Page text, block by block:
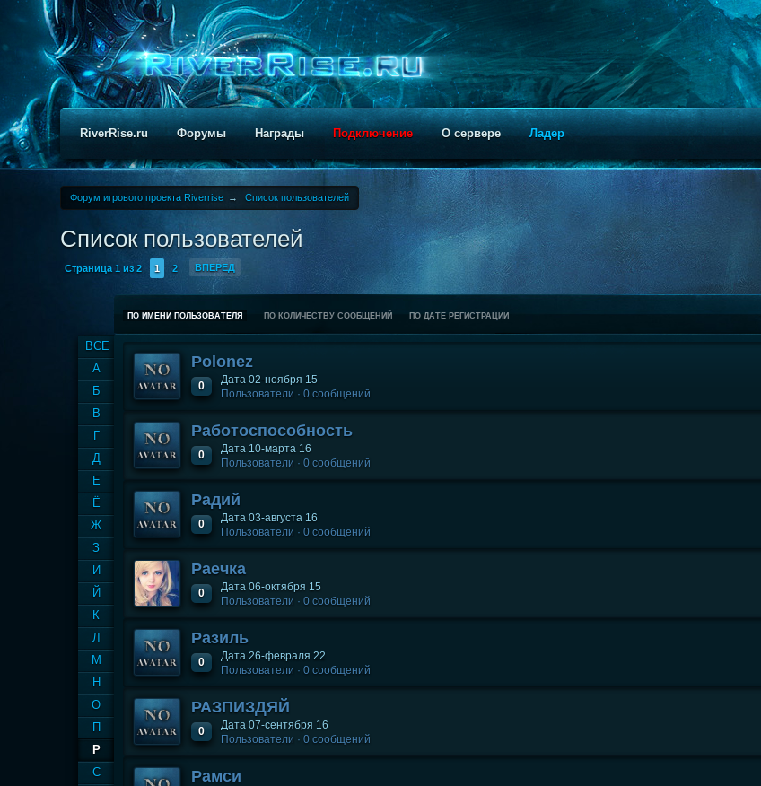
RiverRise.ru Форумы Награды Подключение О сервере Ладер
Форум игрового проекта Riverrise → Список пользователей
Список пользователей
Страница 1 из 2 1 2 ВПЕРЕД
ВСЕ
А
Б
В
Г
Д
Е
Ё
Ж
З
И
Й
К
Л
М
Н
О
П
Р
С
ПО ИМЕНИ ПОЛЬЗОВАТЕЛЯ ПО КОЛИЧЕСТВУ СООБЩЕНИЙ ПО ДАТЕ РЕГИСТРАЦИИ
Рolonez
0
Дата 02-ноября 15
Пользователи · 0 сообщений
Работоспособность
0
Дата 10-марта 16
Пользователи · 0 сообщений
Радий
0
Дата 03-августа 16
Пользователи · 0 сообщений
Раечка
0
Дата 06-октября 15
Пользователи · 0 сообщений
Разиль
0
Дата 26-февраля 22
Пользователи · 0 сообщений
РАЗПИЗДЯЙ
0
Дата 07-сентября 16
Пользователи · 0 сообщений
Рамси